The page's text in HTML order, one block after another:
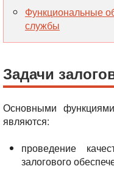
Функциональные
службы
Задачи
Основными
являются:
проведение
залогового